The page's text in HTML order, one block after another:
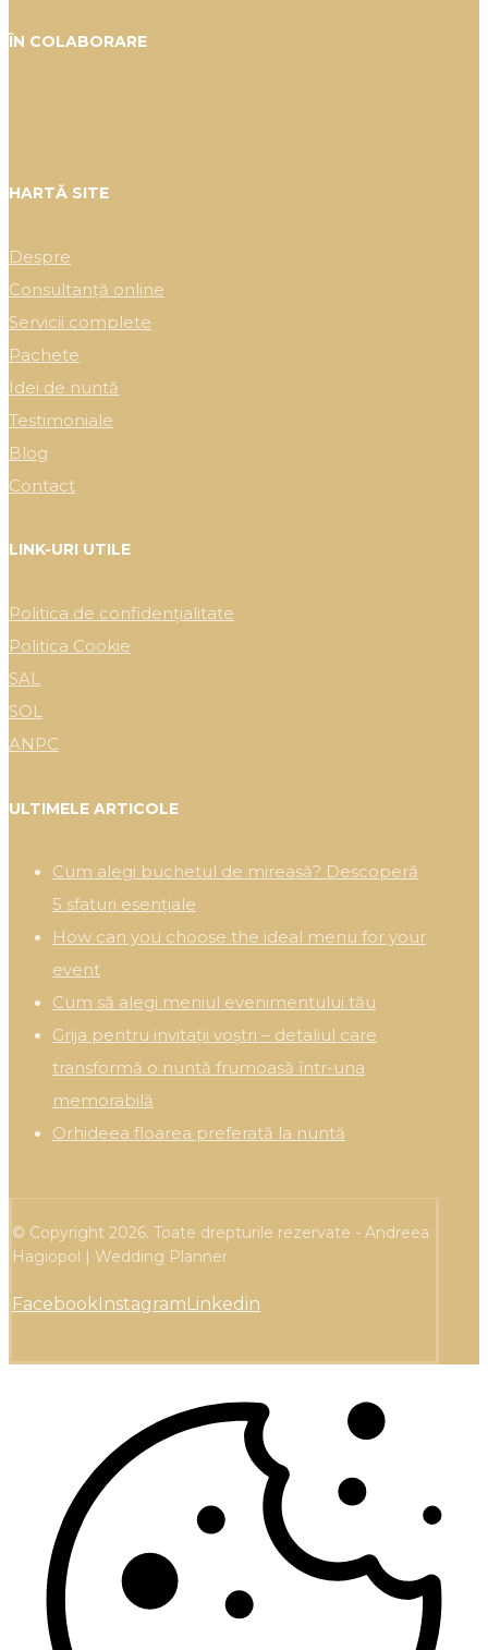
ÎN COLABORARE
HARTĂ SITE
Despre
Consultanță online
Servicii complete
Pachete
Idei de nuntă
Testimoniale
Blog
Contact
LINK-URI UTILE
Politica de confidențialitate
Politica Cookie
SAL
SOL
ANPC
ULTIMELE ARTICOLE
Cum alegi buchetul de mireasă? Descoperă
5 sfaturi esențiale
How can you choose the ideal menu for your
event
Cum să alegi meniul evenimentului tău
Grija pentru invitații voștri – detaliul care
transformă o nuntă frumoasă într-una
memorabilă
Orhideea floarea preferată la nuntă
© Copyright 2026. Toate drepturile rezervate - Andreea
Hagiopol | Wedding Planner
Facebook Instagram Linkedin